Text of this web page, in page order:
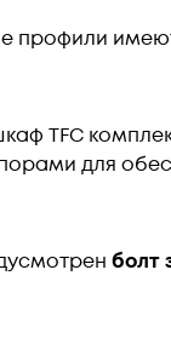
профили
TFC
для
болт